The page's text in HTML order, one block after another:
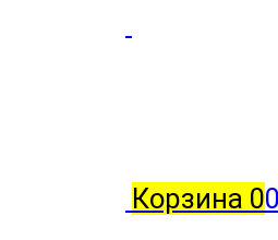
Корзина 0